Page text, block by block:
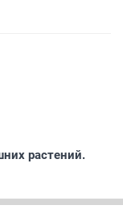
растений.